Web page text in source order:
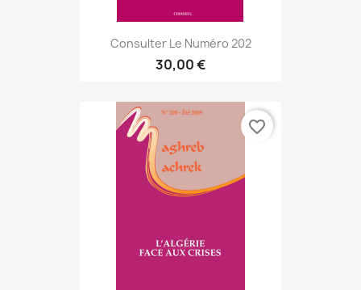
Consulter Le Numéro 202
30,00 €
favorite_border